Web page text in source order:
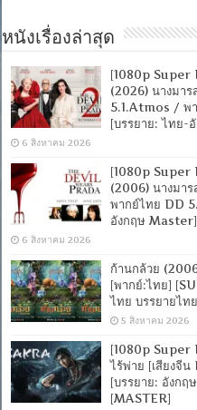
หนังเรื่องล่าสุด
[1080p Super
(2026) นางมาร
5.1.Atmos / พ
[บรรยาย: ไทย-
6 สิงหาคม 2026
[1080p Super
(2006) นางมาร
พากย์ไทย DD
อังกฤษ
6 สิงหาคม 2026
ก้านกล้วย
[พากย์:ไทย]
ไทย บรรยายไท
5 สิงหาคม 2026
[1080p Super
ไร้พ่าย [เสียงจี
[บรรยาย: อังก
[MASTER]